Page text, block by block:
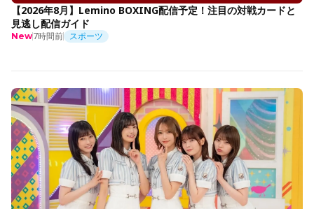
【2026年8月】Lemino BOXING配信予定！注目の対戦カードと
見逃し配信ガイド
New7時間前 スポーツ